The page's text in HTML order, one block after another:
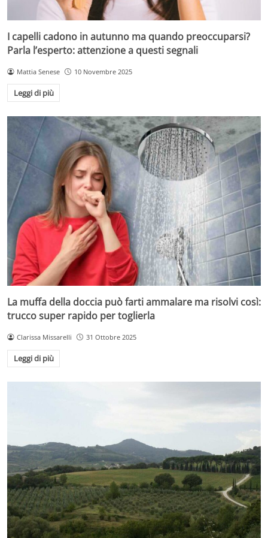
I capelli cadono in autunno ma quando preoccuparsi?
Parla l’esperto: attenzione a questi segnali
Mattia Senese 10 Novembre 2025
Leggi di più
La muffa della doccia può farti ammalare ma risolvi così:
trucco super rapido per toglierla
Clarissa Missarelli 31 Ottobre 2025
Leggi di più